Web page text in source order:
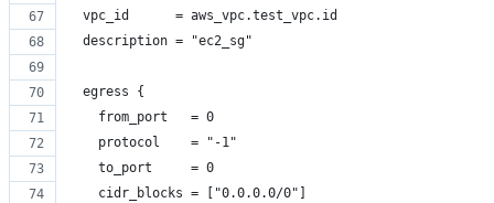
  vpc_id      = aws_vpc.test_vpc.id
  description = "ec2_sg"
  egress {
    from_port   = 0
    protocol    = "-1"
    to_port     = 0
    cidr_blocks = ["0.0.0.0/0"]